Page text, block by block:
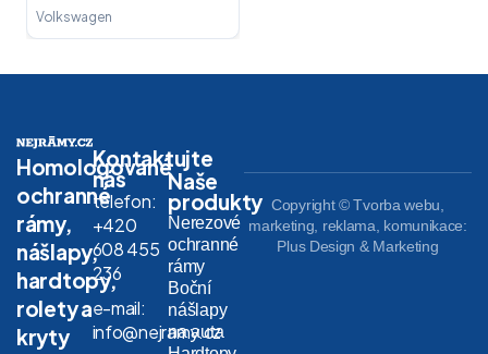
Volkswagen
Homologované
ochranné
rámy,
nášlapy,
hardtopy,
rolety a
kryty
Kontaktujte
nás
telefon:
+420
608 455
236
e-mail:
info@nejramy.cz
Naše
produkty
Nerezové
ochranné
rámy
Boční
nášlapy
na auta
Copyright © Tvorba webu,
marketing, reklama, komunikace:
Plus Design & Marketing